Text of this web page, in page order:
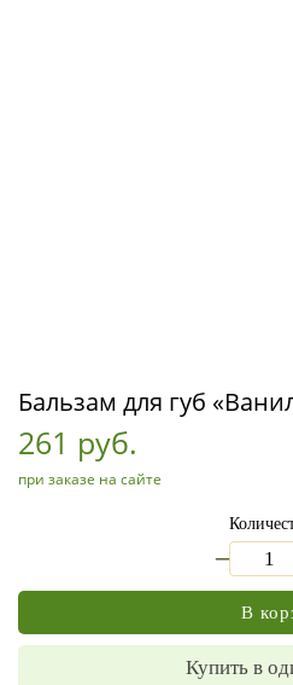
Бальзам для губ
261 руб.
при заказе на сайте
В
Купить в